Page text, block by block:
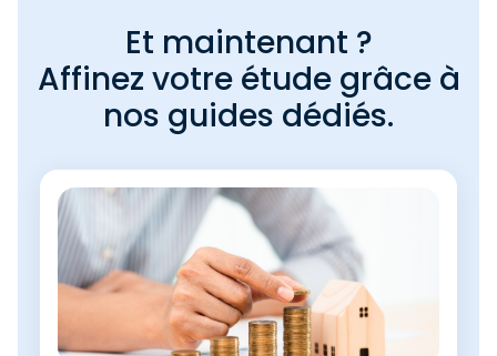
Et maintenant ?
Affinez votre étude grâce à
nos guides dédiés.